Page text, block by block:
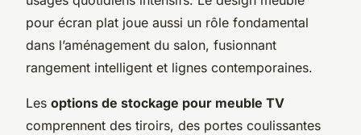
pour écran plat joue aussi un rôle fondamental
dans l’aménagement du salon, fusionnant
rangement intelligent et lignes contemporaines.
Les options de stockage pour meuble TV
comprennent des tiroirs, des portes coulissantes